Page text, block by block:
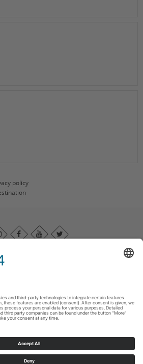
policy
Im Ohle 12 57392 Schmallenberg
Sauerland Rothaargebirge e.V.